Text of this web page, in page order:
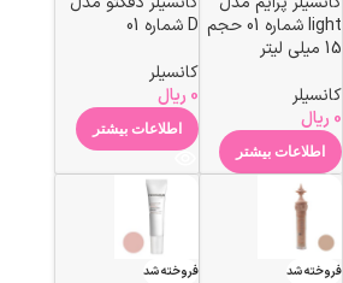
light شماره 01 حجم
15 میلی لیتر
کانسیلر
0 ریال
اطلاعات بیشتر
D شماره 01
کانسیلر
0 ریال
اطلاعات بیشتر
فروخته شد فروخته شد